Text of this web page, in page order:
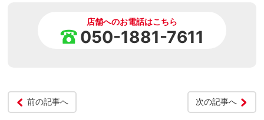
店舗へのお電話はこちら
050-1881-7611
前の記事へ 次の記事へ